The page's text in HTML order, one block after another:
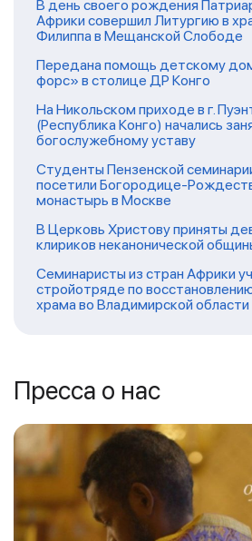
В день своего рождения
Африки совершил Литургию в
Филиппа в Мещанской Слободе
Передана помощь детскому
форс» в столице ДР Конго
На Никольском приходе в г.
(Республика Конго) начались
богослужебному уставу
Студенты Пензенской
посетили Богородице-
монастырь в Москве
В Церковь Христову приняты
клириков неканонической
Семинаристы из стран Африки
стройотряде по
храма во Владимирской области
Пресса о нас